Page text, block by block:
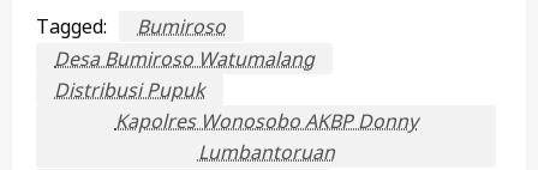
Tagged:
Bumiroso
Desa Bumiroso Watumalang
Distribusi Pupuk
Kapolres Wonosobo AKBP Donny
Lumbantoruan